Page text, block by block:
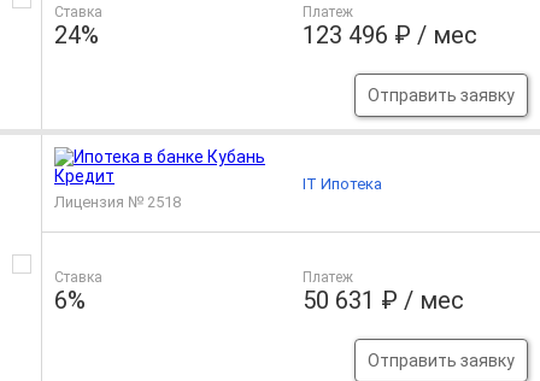
Ставка
24%
Платеж
123 496 ₽ / мес
Отправить заявку
Лицензия № 2518
Ставка
6%
Платеж
50 631 ₽ / мес
Отправить заявку
IT Ипотека